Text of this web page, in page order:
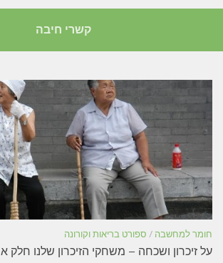
קשרי חיבה
חומר למחשבה / ספורט בריאות וקורונה
על זיכרון ושכחה – משחקי הזיכרון שלנו חלק א